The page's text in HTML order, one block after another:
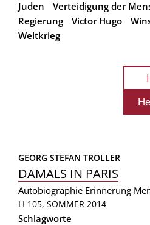
Juden Verteidigung der
Regierung
Victor Hugo
Weltkrieg
GEORG STEFAN TROLLER
DAMALS IN PARIS
Autobiographie Erinnerung
LI 105, SOMMER 2014
Schlagworte